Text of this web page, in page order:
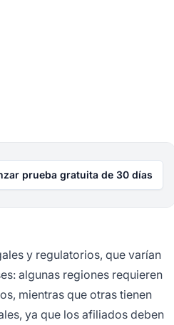
prueba gratuita de 30 días
y regulatorios, que varían
algunas regiones requieren
mientras que otras tienen
ya que los afiliados deben